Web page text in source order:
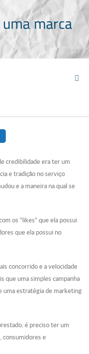
marca
credibilidade era ter um
e tradição no serviço
e a maneira na qual se
os “likes” que ela possui
que ela possui no
concorrido e a velocidade
que uma simples campanha
uma estratégia de marketing
é preciso ter um
consumidores e